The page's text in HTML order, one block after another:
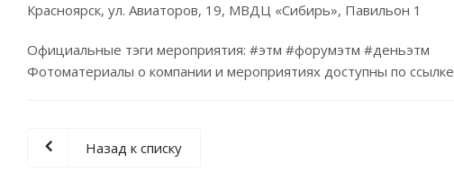
Красноярск, ул. Авиаторов, 19, МВДЦ «Сибирь», Павильон 1
Официальные тэги мероприятия: #этм #форумэтм #деньэтм
Фотоматериалы о компании и мероприятиях доступны по ссылке
Назад к списку